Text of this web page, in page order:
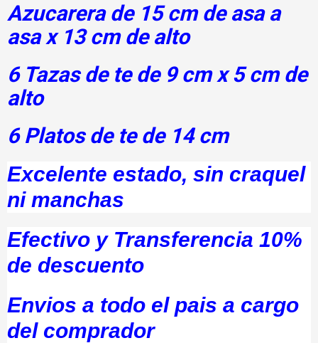
Azucarera de 15 cm de asa a
asa x 13 cm de alto
6 Tazas de te de 9 cm x 5 cm de
alto
6 Platos de te de 14 cm
Excelente estado, sin craquel
ni manchas
Efectivo y Transferencia 10%
de descuento
Envios a todo el pais a cargo
del comprador